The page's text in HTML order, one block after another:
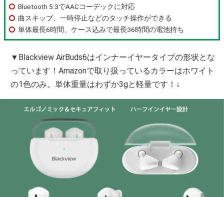
Bluetooth 5.3でAACコーデックに対応
曲スキップ、一時停止などのタッチ操作ができる
単体最長6時間、ケース込みで最長36時間の電池持ち
▼Blackview AirBuds6はインナーイヤータイプの形状とな
っています！Amazonで取り扱っているカラーはホワイト
の1色のみ。単体重量はわずか3gと軽量です！↓